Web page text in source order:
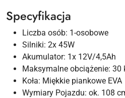
Specyfikacja
Liczba osób: 1-osobowe
Silniki: 2x 45W
Akumulator: 1x 12V/4,5Ah
Maksymalne obciążenie: 30
Koła: Miękkie piankowe EVA
Wymiary Pojazdu: ok. 108